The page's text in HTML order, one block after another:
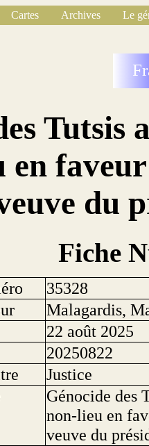
Cartes Archives
Le
Tutsis
en
du
Fiche
35328
Malagardis,
22 août 2025
20250822
Justice
Génocide des
non-lieu en
veuve du